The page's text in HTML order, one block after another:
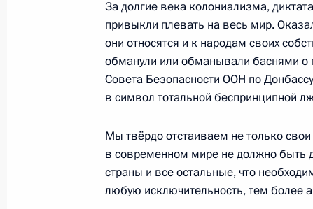
Послание Президента
21 февраля 2023 года, 13:50 Москва
21 декабря 2022 года, среда
Заседание коллегии
21 декабря 2022 года, 16:00 Москва
За долгие века колониализма,
привыкли плевать на весь мир.
они относятся и к народам своих
обманули или обманывали баснями
Совета Безопасности ООН по
в символ тотальной беспринципной
Мы твёрдо отстаиваем не только
в современном мире не должно быть
страны и все остальные, что
любую исключительность, тем более